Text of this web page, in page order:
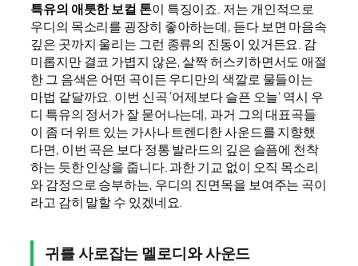
특유의 애틋한 보컬 톤이 특징이죠. 저는 개인적으로
우디의 목소리를 굉장히 좋아하는데, 듣다 보면 마음속
깊은 곳까지 울리는 그런 종류의 진동이 있거든요. 감
미롭지만 결코 가볍지 않은, 살짝 허스키하면서도 애절
한 그 음색은 어떤 곡이든 우디만의 색깔로 물들이는
마법 같달까요. 이번 신곡 ‘어제보다 슬픈 오늘’ 역시 우
디 특유의 정서가 잘 묻어나는데, 과거 그의 대표곡들
이 좀 더 위트 있는 가사나 트렌디한 사운드를 지향했
다면, 이번 곡은 보다 정통 발라드의 깊은 슬픔에 천착
하는 듯한 인상을 줍니다. 과한 기교 없이 오직 목소리
와 감정으로 승부하는, 우디의 진면목을 보여주는 곡이
라고 감히 말할 수 있겠네요.
귀를 사로잡는 멜로디와 사운드